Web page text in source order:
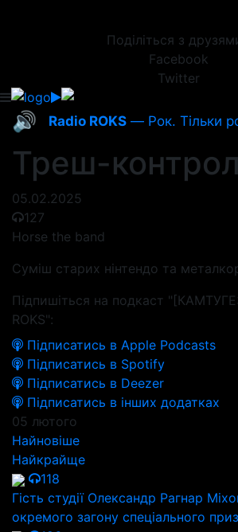
Поділіться з
Facebook
Twitter
🔊 Radio ROKS — Рок. Тільки
Треш-
05.02.2025
127
Horse the band
Суміш старих нінтендо та
Підпишіться на подкаст
ROKS":
Підписатись в Apple Podcasts
Підписатись в Spotify
Підписатись в Deezer
Підписатись в інших додатках
05 лютого
Найновіше
Найкрайще
118
Гість студії Олександр Рагнар
окремого загону спеціального